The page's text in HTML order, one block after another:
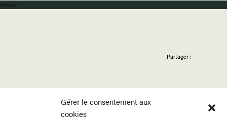
Gérer le consentement aux
cookies
Retour
Partager :